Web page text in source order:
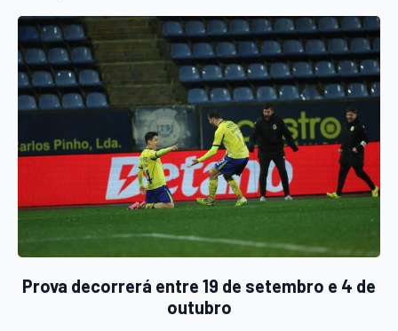
Prova decorrerá entre 19 de setembro e 4 de
outubro